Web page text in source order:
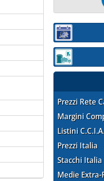
Sezione:
Sezione:
Prezzi Rete
Margini
Listini
Prezzi Italia
Stacchi Italia
Medie Extra-